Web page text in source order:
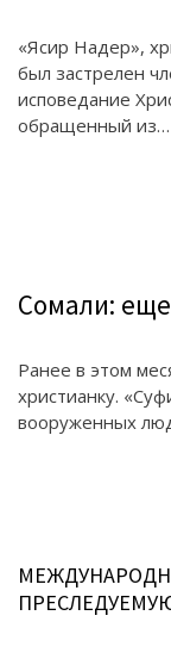
«Ясир Надер»,
был застрелен
исповедание
обращенный из…
Сомали:
Ранее в этом
христианку.
вооруженных